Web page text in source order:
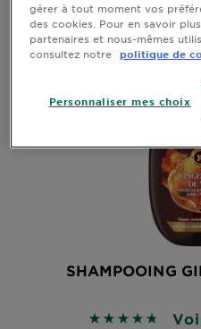
SHAMPOOING
4.7273 sur 5
gérer à tout moment vos
des cookies. Pour en savoir
partenaires et nous-mêmes
consultez notre
politique de
Personnaliser mes choix